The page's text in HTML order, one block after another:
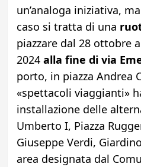
un’analoga iniziativa,
caso si tratta di una
piazzare dal 28 ottobre
2024 alla fine di via
porto, in piazza Andrea
«spettacoli viaggianti»
installazione delle
Umberto I, Piazza
Giuseppe Verdi,
area designata dal